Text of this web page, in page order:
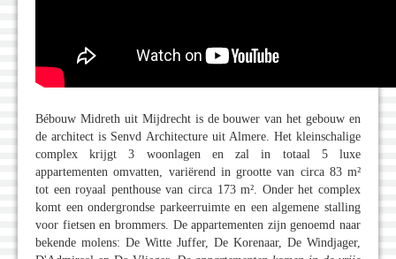
Bébouw Midreth uit Mijdrecht is de bouwer van het gebouw en
de architect is Senvd Architecture uit Almere. Het kleinschalige
complex krijgt 3 woonlagen en zal in totaal 5 luxe
appartementen omvatten, variërend in grootte van circa 83 m²
tot een royaal penthouse van circa 173 m². Onder het complex
komt een ondergrondse parkeerruimte en een algemene stalling
voor fietsen en brommers. De appartementen zijn genoemd naar
bekende molens: De Witte Juffer, De Korenaar, De Windjager,